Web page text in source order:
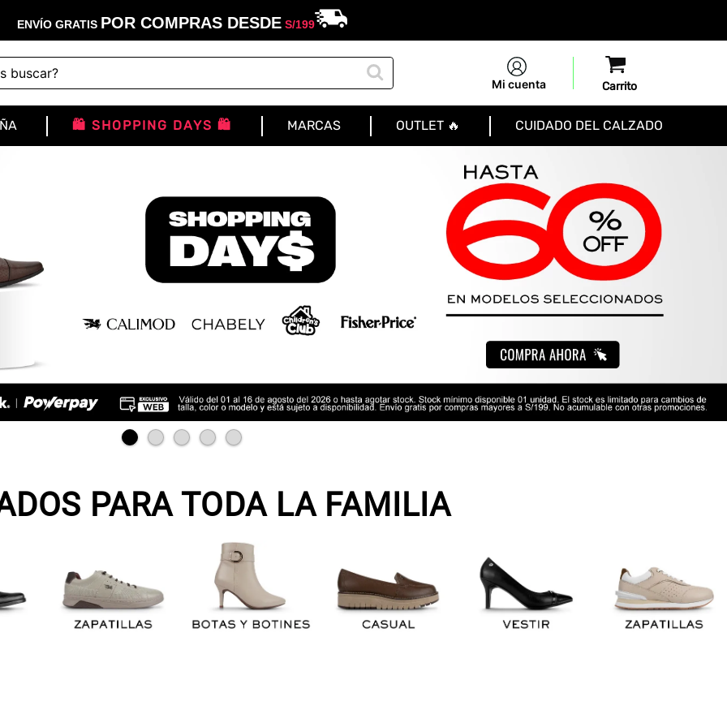
ENVÍO GRATIS POR COMPRAS DESDES/199
Mi cuenta
🛍️ SHOPPING DAYS 🛍️ MARCAS OUTLET 🔥 CUIDADO DEL CALZADO
PARA TODA LA FAMILIA